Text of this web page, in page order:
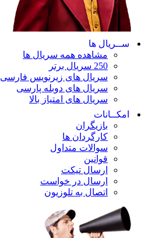
ســریال ها
مشاهده همه سریال ها
250 سریال برتر
سریال های زیرنویس فارسی
سریال های دوبله پارسی
سریال های امتیاز بالا
امکــانات
بازیگران
کارگردان ها
سوالات متداول
قوانین
ارسال تیکت
ارسال در خواست
اتصال به تلوزیون